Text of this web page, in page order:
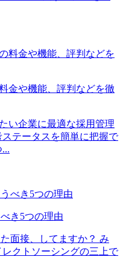
金や機能、評判などを徹
い企業に最適な採用管理
テータスを簡単に把握で
き5つの理由
面接、してますか？ み
クトソーシングの三上で